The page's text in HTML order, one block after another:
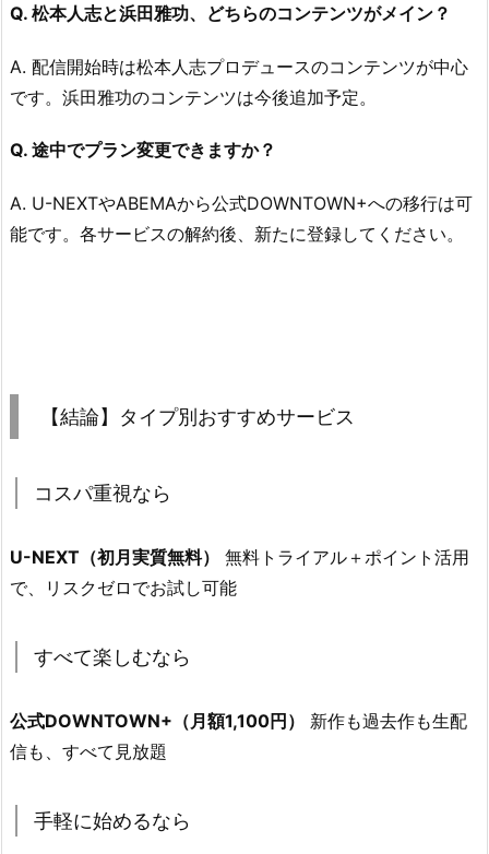
Q. 松本人志と浜田雅功、どちらのコンテンツがメイン？
A. 配信開始時は松本人志プロデュースのコンテンツが中心
です。浜田雅功のコンテンツは今後追加予定。
Q. 途中でプラン変更できますか？
A. U-NEXTやABEMAから公式DOWNTOWN+への移行は可
能です。各サービスの解約後、新たに登録してください。
【結論】タイプ別おすすめサービス
コスパ重視なら
U-NEXT（初月実質無料）
無料トライアル＋ポイント活用
で、リスクゼロでお試し可能
すべて楽しむなら
公式DOWNTOWN+（月額1,100円）
新作も過去作も生配
信も、すべて見放題
手軽に始めるなら